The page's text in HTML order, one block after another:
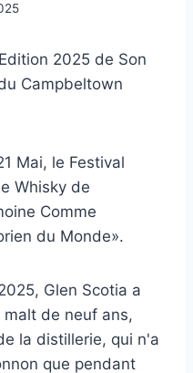
2025 de Son
Campbeltown
Mai, le Festival
Whisky de
Comme
du Monde».
Glen Scotia a
de neuf ans,
la distillerie, qui n'a
que pendant